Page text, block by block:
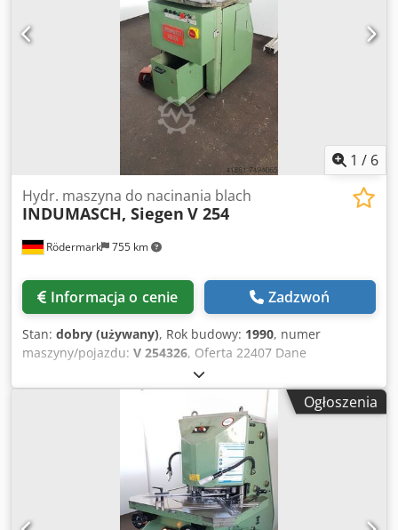
przednich kół ręcznych - Hydrauliczne mocowanie i
blokowanie - Głębokość cięcia regulowana bezstopniowo, z
wyświetlaczem cyfrowym - 2x ogranicznik dokładności
blokowania, z prętami ograniczającymi - Skrobak do cięcia
blachy - Pojemnik na ścinki - Swobodnie poruszający się
pedał nożny do zwalniania skoku
1 / 6
Rödermark 755 km
Hydr. maszyna do nacinania blach
INDUMASCH, Siegen V 254
Informacja o cenie Zadzwoń
Stan: dobry (używany), Rok budowy: 1990, numer
maszyny/pojazdu: V 254326, Oferta 22407 Dane
techniczne: - Długość cięcia 250 mm - Kąt cięcia 90 ° -
Grubość cięcia - stal miękka do 4 mm - Stal nierdzewna do
3 mm - Aluminium do 5 mm - Częstotliwość uderzeń do ok.
55 /min - Wymiary stołu W 800 x D 800 mm - Wysokość
robocza ok. 940 mm - Ograniczniki o płynnej regulacji
długości i stopnia - Napęd 400 V / 4 kW - Napełnianie
olejem 50 l - E - przełącznik nożny - Zapotrzebowanie na
miejsce ok. szer. 800 x wys. 1250 x gł. 900 mm Dcjdpfx Afjif
Aqvsisk - Waga ok. 700 kg
Ogłoszenia